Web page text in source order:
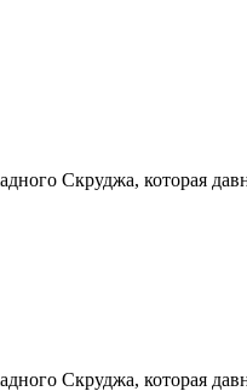
Скруджа, которая
Скруджа, которая